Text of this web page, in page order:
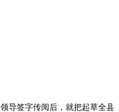
导签字传阅后，就把起草全县